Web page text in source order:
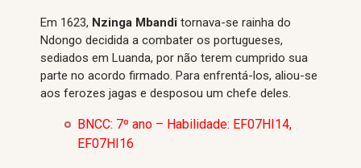
Em 1623, Nzinga Mbandi tornava-se rainha do
Ndongo decidida a combater os portugueses,
sediados em Luanda, por não terem cumprido sua
parte no acordo firmado. Para enfrentá-los, aliou-se
aos ferozes jagas e desposou um chefe deles.
BNCC: 7º ano – Habilidade: EF07HI14,
EF07HI16